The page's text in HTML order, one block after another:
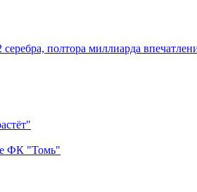
полтора миллиарда
ФК "Томь"